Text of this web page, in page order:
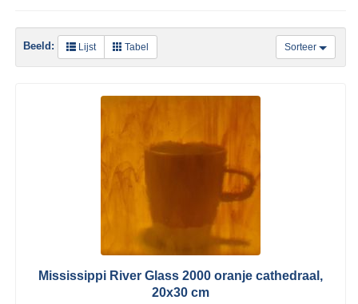
Sorteer
Beeld: Lijst Tabel
Mississippi River Glass 2000 oranje cathedraal,
20x30 cm